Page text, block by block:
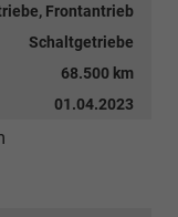
Frontantrieb
Schaltgetriebe
68.500 km
01.04.2023